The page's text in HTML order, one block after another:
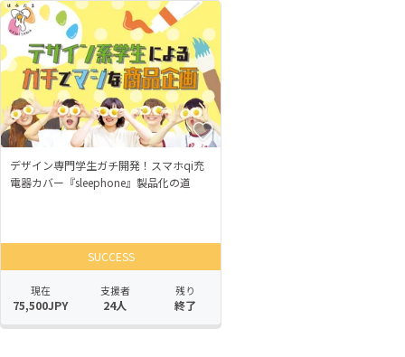
デザイン専門学生ガチ開発！スマホqi充
電器カバー『sleephone』製品化の道
SUCCESS
現在
75,500JPY
支援者
24人
残り
終了